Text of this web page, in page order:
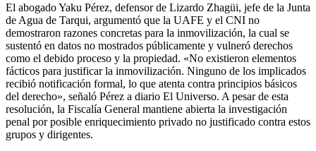
El abogado Yaku Pérez, defensor de Lizardo Zhagüi, jefe de la Junta
de Agua de Tarqui, argumentó que la UAFE y el CNI no
demostraron razones concretas para la inmovilización, la cual se
sustentó en datos no mostrados públicamente y vulneró derechos
como el debido proceso y la propiedad. «No existieron elementos
fácticos para justificar la inmovilización. Ninguno de los implicados
recibió notificación formal, lo que atenta contra principios básicos
del derecho», señaló Pérez a diario El Universo. A pesar de esta
resolución, la Fiscalía General mantiene abierta la investigación
penal por posible enriquecimiento privado no justificado contra estos
grupos y dirigentes.